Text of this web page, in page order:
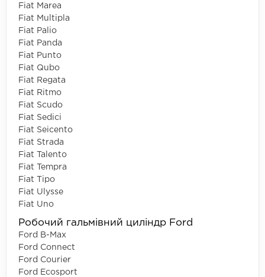
Fiat Marea
Fiat Multipla
Fiat Palio
Fiat Panda
Fiat Punto
Fiat Qubo
Fiat Regata
Fiat Ritmo
Fiat Scudo
Fiat Sedici
Fiat Seicento
Fiat Strada
Fiat Talento
Fiat Tempra
Fiat Tipo
Fiat Ulysse
Fiat Uno
Робочий гальмівний циліндр Ford
Ford B-Max
Ford Connect
Ford Courier
Ford Ecosport